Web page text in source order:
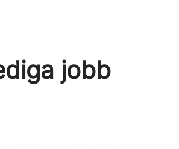
jobb